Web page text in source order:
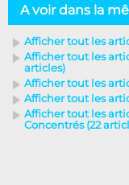
A voir dans la
Afficher tout les
Afficher tout les
articles)
Afficher tout les
Afficher tout les
Afficher tout les
Concentrés (22